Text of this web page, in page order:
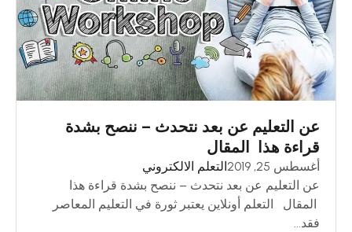
عن التعليم عن بعد نتحدث – ننصح بشدة
قراءة هذا المقال
أغسطس 25, 2019
التعلم الالكتروني
عن التعليم عن بعد نتحدث – ننصح بشدة قراءة هذا
المقال التعلم أونلاين يعتبر ثورة في التعليم المعاصر
فقد...